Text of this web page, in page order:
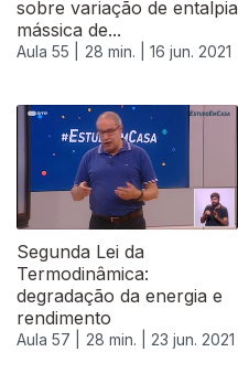
sobre variação de entalpia
mássica de...
Aula 55 | 28 min. | 16 jun. 2021
Segunda Lei da
Termodinâmica:
degradação da energia e
rendimento
Aula 57 | 28 min. | 23 jun. 2021
553358